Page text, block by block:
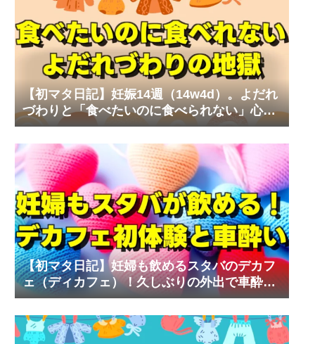
【初マタ日記】妊娠14週（14w4d）。よだれ
づわりと「食べたいのに食べられない」心の
叫び
【初マタ日記】妊婦も飲めるスタバのデカフ
ェ（ディカフェ）！久しぶりの外出で車酔い
の試練